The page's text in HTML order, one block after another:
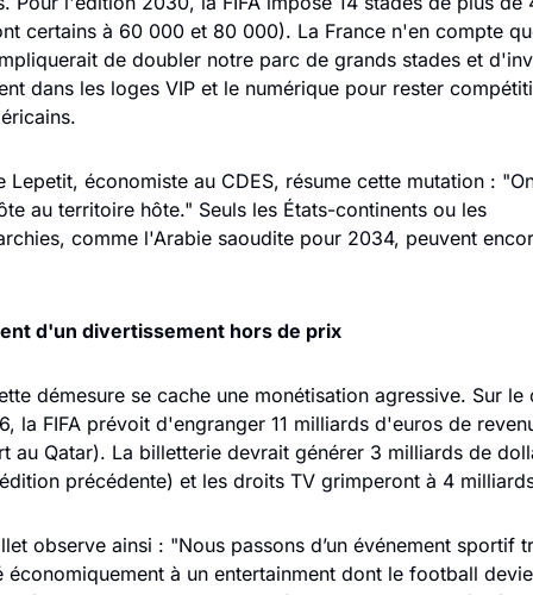
certains à 60 000 et 80 000). La France n'en compte
de doubler notre parc de grands stades et
dans les loges VIP et le numérique pour rester
Lepetit, économiste au CDES, résume cette mutation :
au territoire hôte." Seuls les États-continents ou les
comme l'Arabie saoudite pour 2034, peuvent
d'un divertissement hors de prix
démesure se cache une monétisation agressive. Sur le
la FIFA prévoit d'engranger 11 milliards d'euros de
au Qatar). La billetterie devrait générer 3 milliards de
observe ainsi : "Nous passons d’un événement sportif
économiquement à un entertainment dont le football